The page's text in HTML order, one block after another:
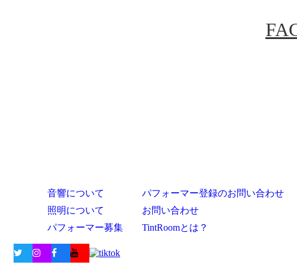
音響について
照明について
パフォーマー募集
パフォーマー登録のお問い合わせ
お問い合わせ
TintRoomとは？